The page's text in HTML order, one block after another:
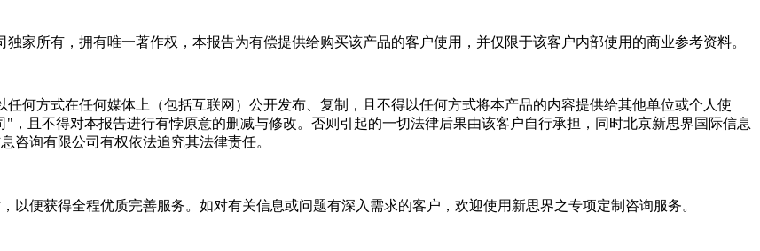
家所有，拥有唯一著作权，本报告为有偿提供给购买该产品的客户使用，并仅限于该客户内部使用的商业参考资料。
何方式在任何媒体上（包括互联网）公开发布、复制，且不得以任何方式将本产品的内容提供给其他单位或个人使
且不得对本报告进行有悖原意的删减与修改。否则引起的一切法律后果由该客户自行承担，同时北京新思界国际信息
咨询有限公司有权依法追究其法律责任。
以便获得全程优质完善服务。如对有关信息或问题有深入需求的客户，欢迎使用新思界之专项定制咨询服务。